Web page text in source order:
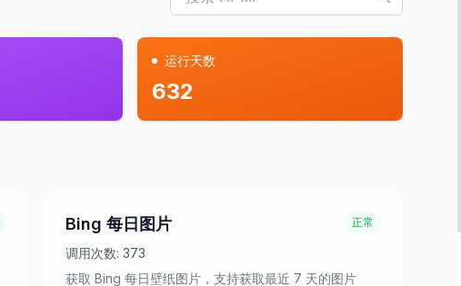
运行天数
632
Bing 每日图片 正常
调用次数:373
获取 Bing 每日壁纸图片，支持获取最近 7 天的图片